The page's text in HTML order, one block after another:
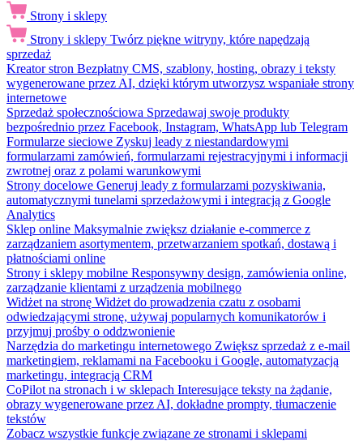
Strony i sklepy
Strony i sklepy Twórz piękne witryny, które napędzają
sprzedaż
Kreator stron Bezpłatny CMS, szablony, hosting, obrazy i teksty
wygenerowane przez AI, dzięki którym utworzysz wspaniałe strony
internetowe
Sprzedaż społecznościowa Sprzedawaj swoje produkty
bezpośrednio przez Facebook, Instagram, WhatsApp lub Telegram
Formularze sieciowe Zyskuj leady z niestandardowymi
formularzami zamówień, formularzami rejestracyjnymi i informacji
zwrotnej oraz z polami warunkowymi
Strony docelowe Generuj leady z formularzami pozyskiwania,
automatycznymi tunelami sprzedażowymi i integracją z Google
Analytics
Sklep online Maksymalnie zwiększ działanie e-commerce z
zarządzaniem asortymentem, przetwarzaniem spotkań, dostawą i
płatnościami online
Strony i sklepy mobilne Responsywny design, zamówienia online,
zarządzanie klientami z urządzenia mobilnego
Widżet na stronę Widżet do prowadzenia czatu z osobami
odwiedzającymi stronę, używaj popularnych komunikatorów i
przyjmuj prośby o oddzwonienie
Narzędzia do marketingu internetowego Zwiększ sprzedaż z e-mail
marketingiem, reklamami na Facebooku i Google, automatyzacją
marketingu, integracją CRM
CoPilot na stronach i w sklepach Interesujące teksty na żądanie,
obrazy wygenerowane przez AI, dokładne prompty, tłumaczenie
tekstów
Zobacz wszystkie funkcje związane ze stronami i sklepami